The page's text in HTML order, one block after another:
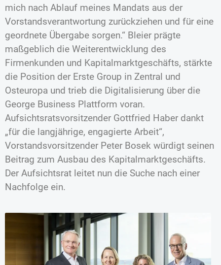
mich nach Ablauf meines Mandats aus der
Vorstandsverantwortung zurückziehen und für eine
geordnete Übergabe sorgen.“ Bleier prägte
maßgeblich die Weiterentwicklung des
Firmenkunden und Kapitalmarktgeschäfts, stärkte
die Position der Erste Group in Zentral und
Osteuropa und trieb die Digitalisierung über die
George Business Plattform voran.
Aufsichtsratsvorsitzender Gottfried Haber dankt
„für die langjährige, engagierte Arbeit“,
Vorstandsvorsitzender Peter Bosek würdigt seinen
Beitrag zum Ausbau des Kapitalmarktgeschäfts.
Der Aufsichtsrat leitet nun die Suche nach einer
Nachfolge ein.